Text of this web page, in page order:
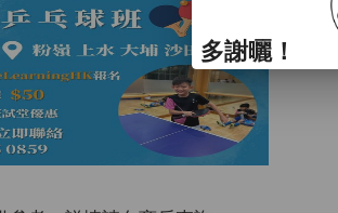
多謝曬！